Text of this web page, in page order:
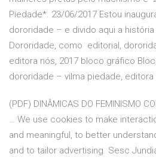
Piedade*. 23/06/2017 Estou
dororidade – e divido aqui a
Dororidade, como editorial,
editora nós, 2017 bloco gráfico
dororidade – vilma piedade,
(PDF) DINÂMICAS DO FEMINISMO
… We use cookies to make
and meaningful, to better
and to tailor advertising. Sesc